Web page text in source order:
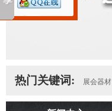
热门关键词: 展会器材